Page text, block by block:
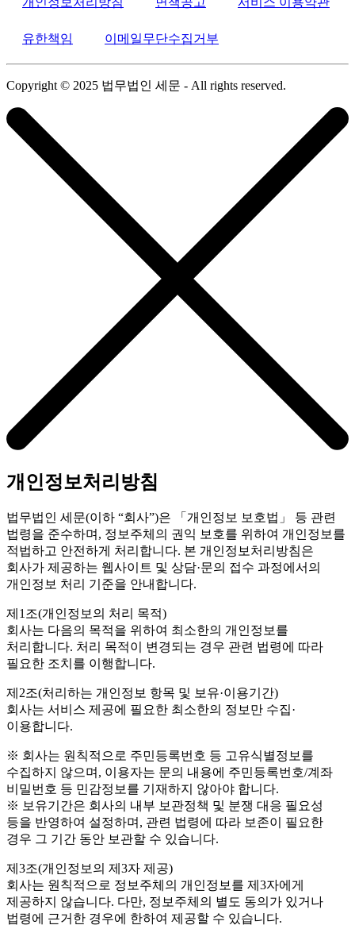
유한책임 이메일무단수집거부
Copyright © 2025 법무법인 세문 - All rights reserved.
개인정보처리방침
법무법인 세문(이하 “회사”)은 「개인정보 보호법」 등 관련
법령을 준수하며, 정보주체의 권익 보호를 위하여 개인정보를
적법하고 안전하게 처리합니다. 본 개인정보처리방침은
회사가 제공하는 웹사이트 및 상담·문의 접수 과정에서의
개인정보 처리 기준을 안내합니다.
제1조(개인정보의 처리 목적)
회사는 다음의 목적을 위하여 최소한의 개인정보를
처리합니다. 처리 목적이 변경되는 경우 관련 법령에 따라
필요한 조치를 이행합니다.
제2조(처리하는 개인정보 항목 및 보유·이용기간)
회사는 서비스 제공에 필요한 최소한의 정보만 수집·
이용합니다.
※ 회사는 원칙적으로 주민등록번호 등 고유식별정보를
수집하지 않으며, 이용자는 문의 내용에 주민등록번호/계좌
비밀번호 등 민감정보를 기재하지 않아야 합니다.
※ 보유기간은 회사의 내부 보관정책 및 분쟁 대응 필요성
등을 반영하여 설정하며, 관련 법령에 따라 보존이 필요한
경우 그 기간 동안 보관할 수 있습니다.
제3조(개인정보의 제3자 제공)
회사는 원칙적으로 정보주체의 개인정보를 제3자에게
제공하지 않습니다. 다만, 정보주체의 별도 동의가 있거나
법령에 근거한 경우에 한하여 제공할 수 있습니다.